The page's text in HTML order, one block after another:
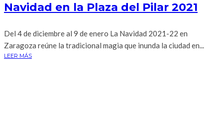
Navidad en la Plaza del Pilar 2021
Del 4 de diciembre al 9 de enero La Navidad 2021-22 en
Zaragoza reúne la tradicional magia que inunda la ciudad en...
LEER MÁS